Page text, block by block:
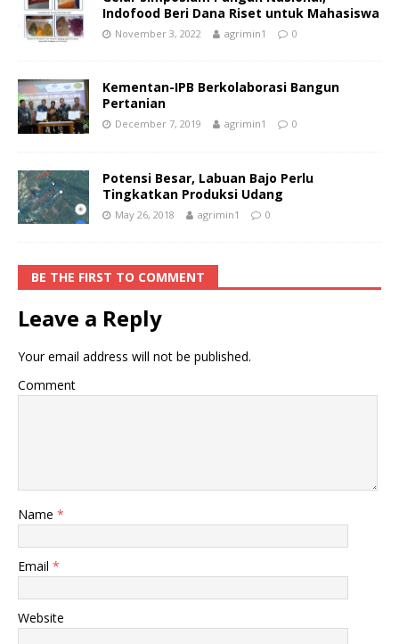
Indofood Beri Dana Riset untuk Mahasiswa
November 3, 2022 agrimin1 0
Kementan-IPB Berkolaborasi Bangun
Pertanian
December 7, 2019 agrimin1 0
Potensi Besar, Labuan Bajo Perlu
Tingkatkan Produksi Udang
May 26, 2018 agrimin1 0
BE THE FIRST TO COMMENT
Leave a Reply
Your email address will not be published.
Comment
Name *
Email *
Website